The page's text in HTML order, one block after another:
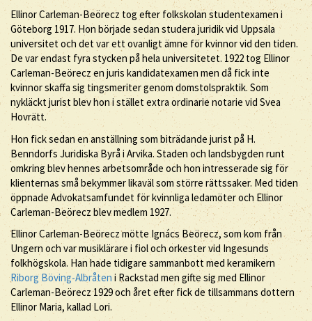
Ellinor Carleman-Beörecz tog efter folkskolan studentexamen i
Göteborg 1917. Hon började sedan studera juridik vid Uppsala
universitet och det var ett ovanligt ämne för kvinnor vid den tiden.
De var endast fyra stycken på hela universitetet. 1922 tog Ellinor
Carleman-Beörecz en juris kandidatexamen men då fick inte
kvinnor skaffa sig tingsmeriter genom domstolspraktik. Som
nykläckt jurist blev hon i stället extra ordinarie notarie vid Svea
Hovrätt.
Hon fick sedan en anställning som biträdande jurist på H.
Benndorfs Juridiska Byrå i Arvika. Staden och landsbygden runt
omkring blev hennes arbetsområde och hon intresserade sig för
klienternas små bekymmer likaväl som större rättssaker. Med tiden
öppnade Advokatsamfundet för kvinnliga ledamöter och Ellinor
Carleman-Beörecz blev medlem 1927.
Ellinor Carleman-Beörecz mötte Ignács Beörecz, som kom från
Ungern och var musiklärare i fiol och orkester vid Ingesunds
folkhögskola. Han hade tidigare sammanbott med keramikern
Riborg Böving-Albråten i Rackstad men gifte sig med Ellinor
Carleman-Beörecz 1929 och året efter fick de tillsammans dottern
Ellinor Maria, kallad Lori.